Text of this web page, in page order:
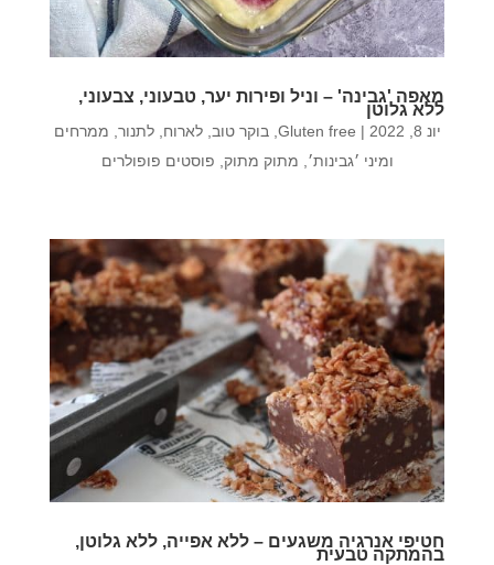
מאפה 'גבינה' – וניל ופירות יער, טבעוני, צבעוני,
ללא גלוטן
יונ 8, 2022 |
Gluten free בוקר טוב ,לארוח ,לתנור ממרחים
ומיני ׳גבינות׳
מתוק מתוק פוסטים פופולרים
חטיפי אנרגיה משגעים – ללא אפייה, ללא גלוטן,
בהמתקה טבעית